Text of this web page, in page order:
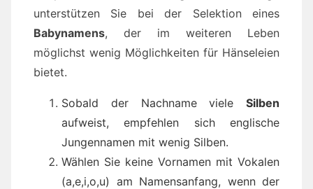
unterstützen Sie bei der Selektion eines
Babynamens, der im weiteren Leben
möglichst wenig Möglichkeiten für Hänseleien
bietet.
Sobald der Nachname viele Silben
aufweist, empfehlen sich englische
Jungennamen mit wenig Silben.
Wählen Sie keine Vornamen mit Vokalen
(a,e,i,o,u) am Namensanfang, wenn der